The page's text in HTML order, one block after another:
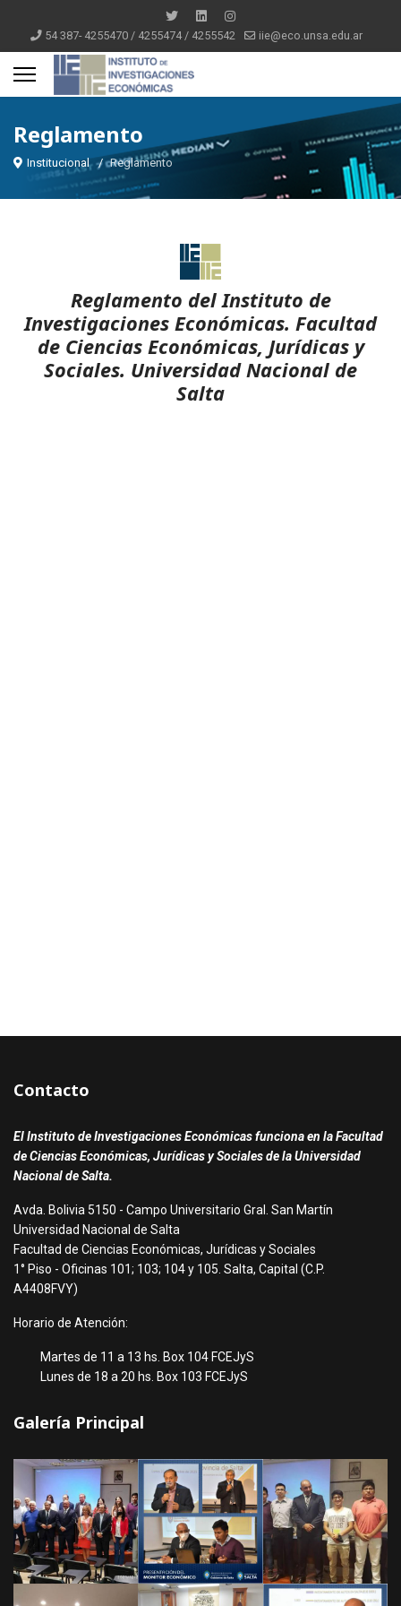
54 387- 4255470 / 4255474 / 4255542 iie@eco.unsa.edu.ar
Reglamento
Institucional Reglamento
Reglamento del Instituto de
Investigaciones Económicas. Facultad
de Ciencias Económicas, Jurídicas y
Sociales. Universidad Nacional de
Salta
Contacto
El Instituto de Investigaciones Económicas funciona en la Facultad
de Ciencias Económicas, Jurídicas y Sociales de la Universidad
Nacional de Salta.
Avda. Bolivia 5150 - Campo Universitario Gral. San Martín
Universidad Nacional de Salta
Facultad de Ciencias Económicas, Jurídicas y Sociales
1° Piso - Oficinas 101; 103; 104 y 105. Salta, Capital (C.P.
A4408FVY)
Horario de Atención:
Martes de 11 a 13 hs. Box 104 FCEJyS
Lunes de 18 a 20 hs. Box 103 FCEJyS
Galería Principal